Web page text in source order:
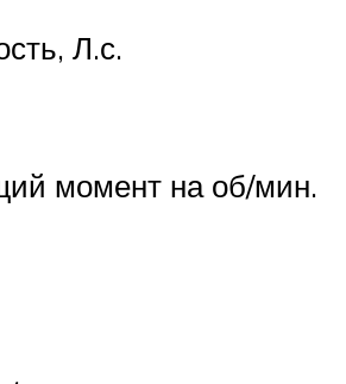
Л.с.
момент на об/мин.